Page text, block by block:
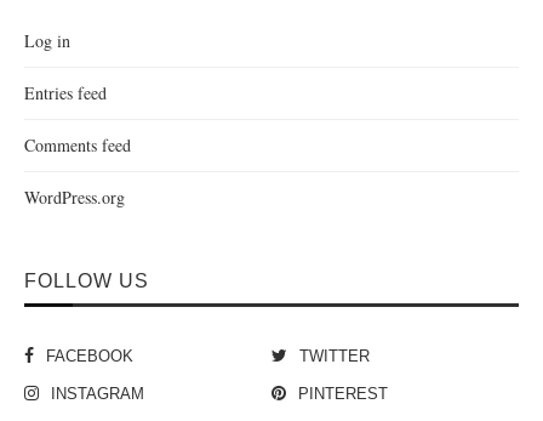
Log in
Entries feed
Comments feed
WordPress.org
FOLLOW US
FACEBOOK TWITTER
INSTAGRAM PINTEREST